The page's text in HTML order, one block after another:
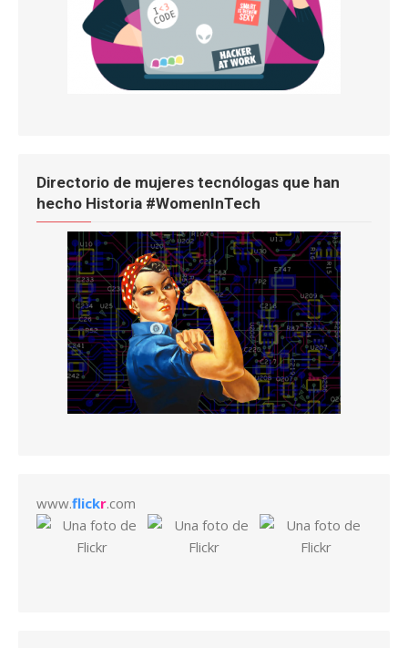
Directorio de mujeres tecnólogas que han
hecho Historia #WomenInTech
www.flickr.com